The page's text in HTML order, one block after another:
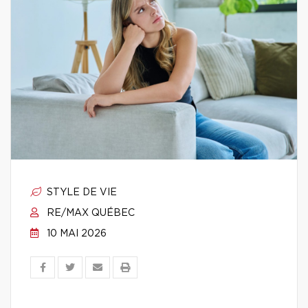
STYLE DE VIE
RE/MAX QUÉBEC
10 MAI 2026